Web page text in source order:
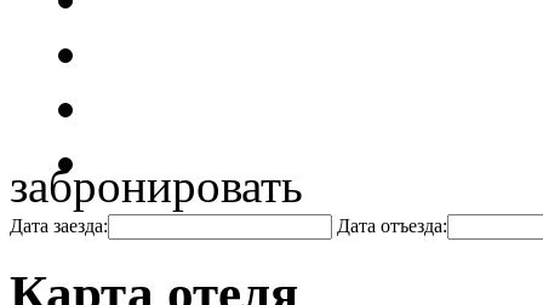
забронировать
Дата заезда: Дата отъезда:
Карта отеля